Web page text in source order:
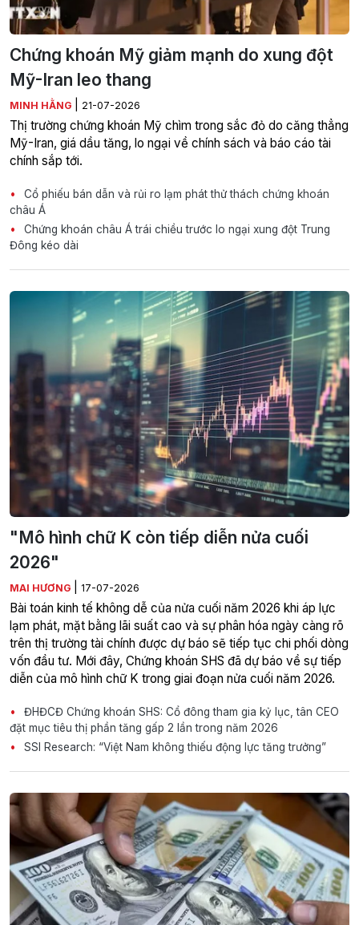
Chứng khoán Mỹ giảm mạnh do xung đột
Mỹ-Iran leo thang
MINH HẰNG 21-07-2026
Thị trường chứng khoán Mỹ chìm trong sắc đỏ do căng thẳng
Mỹ-Iran, giá dầu tăng, lo ngại về chính sách và báo cáo tài
chính sắp tới.
Cổ phiếu bán dẫn và rủi ro lạm phát thử thách chứng khoán
châu Á
Chứng khoán châu Á trái chiều trước lo ngại xung đột Trung
Đông kéo dài
"Mô hình chữ K còn tiếp diễn nửa cuối
2026"
MAI HƯƠNG 17-07-2026
Bài toán kinh tế không dễ của nửa cuối năm 2026 khi áp lực
lạm phát, mặt bằng lãi suất cao và sự phân hóa ngày càng rõ
trên thị trường tài chính được dự báo sẽ tiếp tục chi phối dòng
vốn đầu tư. Mới đây, Chứng khoán SHS đã dự báo về sự tiếp
diễn của mô hình chữ K trong giai đoạn nửa cuối năm 2026.
ĐHĐCĐ Chứng khoán SHS: Cổ đông tham gia kỷ lục, tân CEO
đặt mục tiêu thị phần tăng gấp 2 lần trong năm 2026
SSI Research: “Việt Nam không thiếu động lực tăng trưởng”